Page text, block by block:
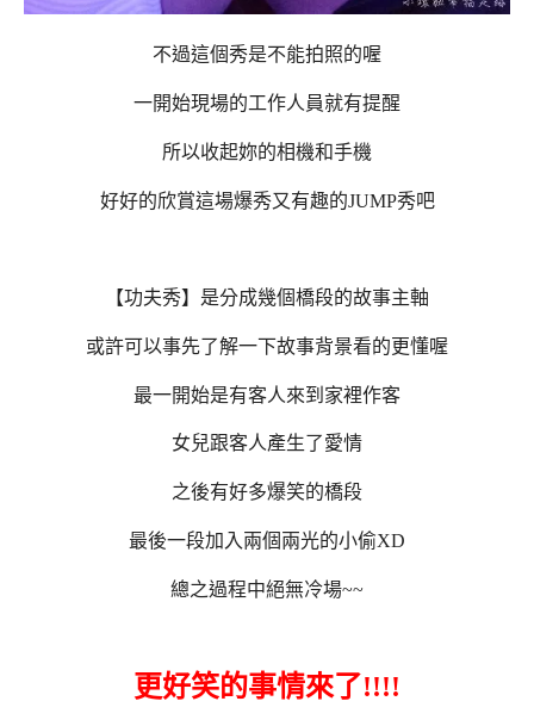
不過這個秀是不能拍照的喔
一開始現場的工作人員就有提醒
所以收起妳的相機和手機
好好的欣賞這場爆秀又有趣的JUMP秀吧
【功夫秀】是分成幾個橋段的故事主軸
或許可以事先了解一下故事背景看的更懂喔
最一開始是有客人來到家裡作客
女兒跟客人產生了愛情
之後有好多爆笑的橋段
最後一段加入兩個兩光的小偷XD
總之過程中絕無冷場~~
更好笑的事情來了!!!!